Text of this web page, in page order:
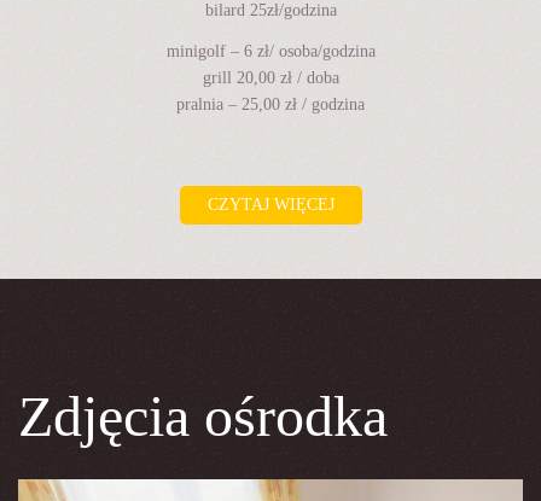
bilard 25zł/godzina
minigolf – 6 zł/ osoba/godzina
grill 20,00 zł / doba
pralnia – 25,00 zł / godzina
CZYTAJ WIĘCEJ
Zdjęcia ośrodka